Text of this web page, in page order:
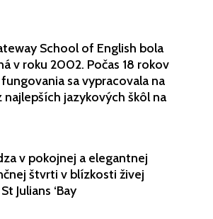
School of English bola
v roku 2002. Počas 18 rokov
sa vypracovala na
najlepších jazykových škôl na
v pokojnej a elegantnej
štvrti v blízkosti živej
Julians ‘Bay